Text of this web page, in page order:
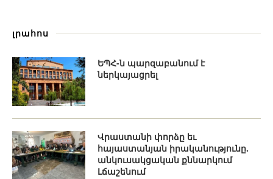
լրահոս
ԵՊՀ-ն պարզաբանում է
ներկայացրել
Վրաստանի փորձը եւ
հայաստանյան իրականությունը.
անկուսակցական քննարկում
Լճաշենում